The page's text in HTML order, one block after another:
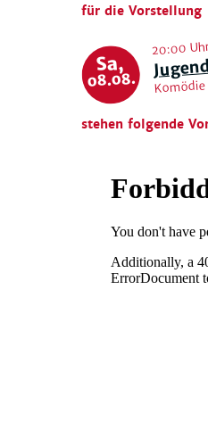
für die Vorstellung
Sa,
08.08.
20:00
stehen folgende